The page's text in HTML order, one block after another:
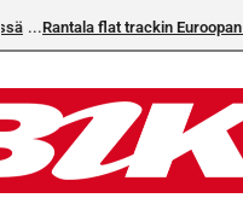
Rantala flat trackin Euroopan